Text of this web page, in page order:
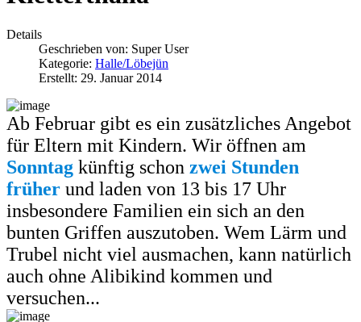
Details
Geschrieben von: Super User
Kategorie: Halle/Löbejün
Erstellt: 29. Januar 2014
Ab Februar gibt es ein zusätzliches Angebot
für Eltern mit Kindern. Wir öffnen am
Sonntag künftig schon zwei Stunden
früher und laden von 13 bis 17 Uhr
insbesondere Familien ein sich an den
bunten Griffen auszutoben. Wem Lärm und
Trubel nicht viel ausmachen, kann natürlich
auch ohne Alibikind kommen und
versuchen...